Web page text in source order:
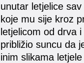
unutar letjelice
koje mu sije kroz
letjelicom od drva
približio suncu da
inim slikama